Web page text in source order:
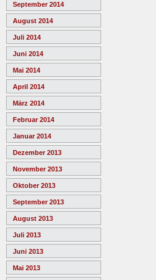
September 2014
August 2014
Juli 2014
Juni 2014
Mai 2014
April 2014
März 2014
Februar 2014
Januar 2014
Dezember 2013
November 2013
Oktober 2013
September 2013
August 2013
Juli 2013
Juni 2013
Mai 2013